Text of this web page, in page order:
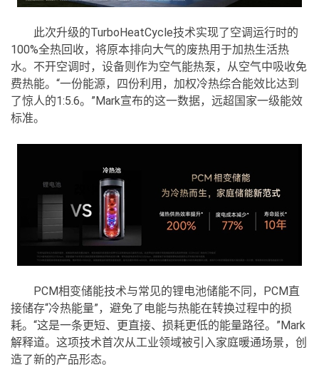
此次升级的TurboHeatCycle技术实现了空调运行时的
100%全热回收，将原本排向大气的废热用于加热生活热
水。不开空调时，设备则作为空气能热泵，从空气中吸收免
费热能。“一份能源，四份利用，加权冷热综合能效比达到
了惊人的1:5.6。”Mark宣布的这一数据，远超国家一级能效
标准。
PCM相变储能技术与常见的锂电池储能不同，PCM直
接储存“冷热能量”，避免了电能与热能在转换过程中的损
耗。“这是一条更短、更直接、损耗更低的能量路径。”Mark
解释道。这项技术首次从工业领域被引入家庭暖通场景，创
造了新的产品形态。